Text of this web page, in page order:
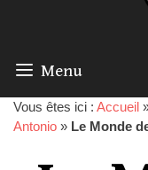
Menu
Vous êtes ici : Accueil
Antonio » Le Monde